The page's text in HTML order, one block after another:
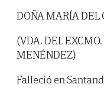
DOÑA MARÍA DEL
(VDA. DEL
MENÉNDEZ)
Falleció en